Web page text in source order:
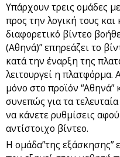
Υπάρχουν τρεις ομάδες
προς την λογική τους
διαφορετικό βίντεο
(Αθηνά)” επηρεάζει το
κατά την έναρξη της
λειτουργεί η πλατφόρμα.
μόνο στο προϊόν “Αθηνά”
συνεπώς για τα
να κάνετε ρυθμίσεις
αντίστοιχο βίντεο.
Η ομάδα”της εξάσκησης”